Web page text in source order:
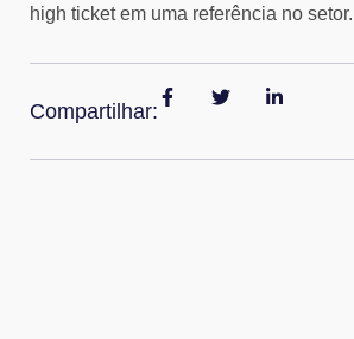
high ticket em uma referência no setor.
Compartilhar: